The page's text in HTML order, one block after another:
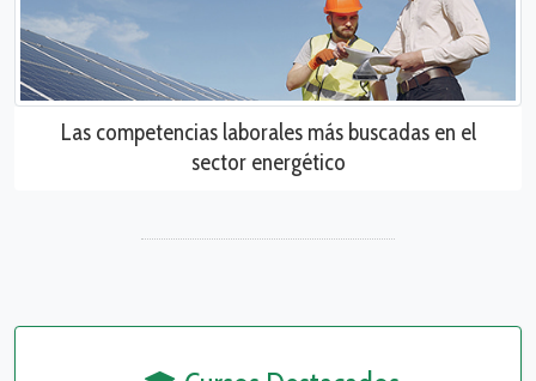
Las competencias laborales más buscadas en el
sector energético